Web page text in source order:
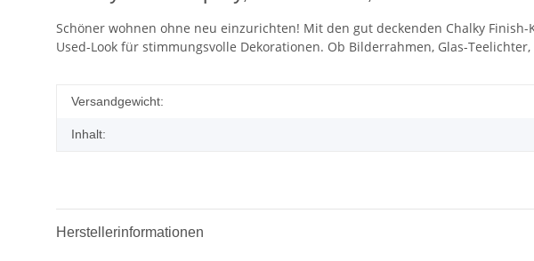
Schöner wohnen ohne neu einzurichten! Mit den gut deckenden Chalky
Used-Look für stimmungsvolle Dekorationen. Ob Bilderrahmen, Glas-
Versandgewicht:
Inhalt:
Herstellerinformationen